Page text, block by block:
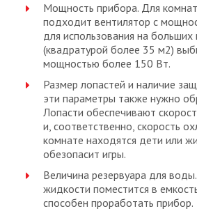
Мощность прибора. Для
подходит вентилятор с
для использования на
(квадратурой более 35 м2)
мощностью более 150 Вт.
Размер лопастей и наличие
эти параметры также нужно
Лопасти обеспечивают
и, соответственно, скорость
комнате находятся дети или
обезопасит игры.
Величина резервуара для
жидкости поместится в
способен проработать прибор.